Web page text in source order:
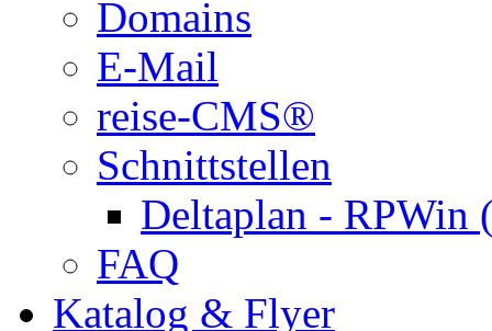
Domains
E-Mail
reise-CMS®
Schnittstellen
Deltaplan - RPWin
FAQ
Katalog & Flyer